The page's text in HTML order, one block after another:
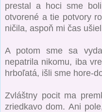
prestal a hoci sme
otvorené a tie potvory
ničila, aspoň mi čas
A potom sme sa
nepatrila nikomu, iba
hrboľatá, išli sme hore-
Zvláštny pocit ma
zriedkavo dom. Ani